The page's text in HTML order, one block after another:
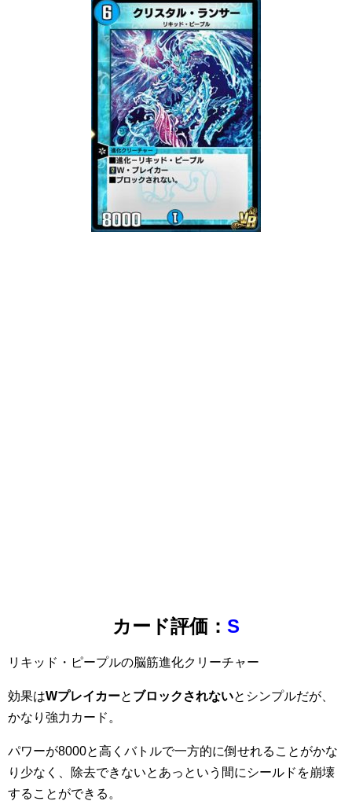
カード評価： S
リキッド・ピープルの脳筋進化クリーチャー
効果はWプレイカーと ブロックされないとシンプルだが、
かなり強力カード。
パワーが8000と高くバトルで一方的に倒せれることがかな
り少なく、除去できないとあっという間にシールドを崩壊
することができる。